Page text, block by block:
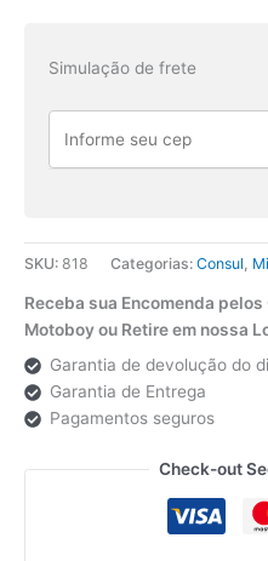
quantidade
Simulação de frete
SKU: 818 Categorias: Consul,
Receba sua Encomenda
Motoboy ou Retire em nossa
Garantia de devolução do
Garantia de Entrega
Pagamentos seguros
Check-out